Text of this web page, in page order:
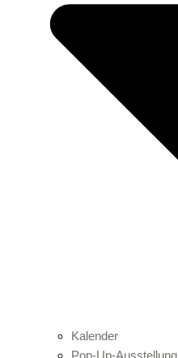
Kalender